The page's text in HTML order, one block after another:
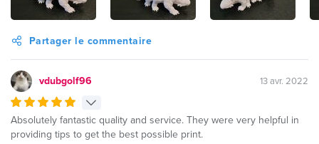
Partager le commentaire
vdubgolf96 13 avr. 2022
Absolutely fantastic quality and service. They were very helpful in
providing tips to get the best possible print.